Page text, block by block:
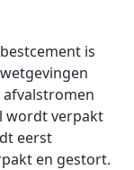
is
afvalstromen
wordt verpakt
eerst
en gestort.